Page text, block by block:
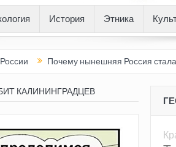
История Этника
Почему нынешняя Россия стала хуже,
КАЛИНИНГРАДЦЕВ